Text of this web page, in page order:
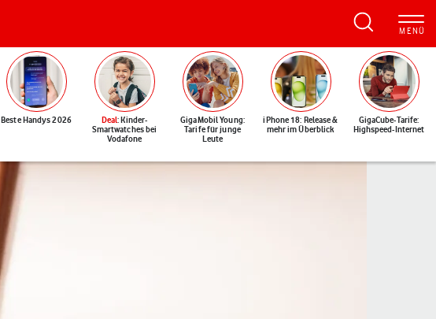
Beste Handys 2026 Deal: Kinder-
Smartwatches bei
Vodafone
GigaMobil Young:
Tarife für junge
Leute
iPhone 18: Release &
mehr im Überblick
GigaCube-Tarife:
Highspeed-Internet